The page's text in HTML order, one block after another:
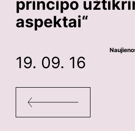
principo
aspektai“
19. 09. 16